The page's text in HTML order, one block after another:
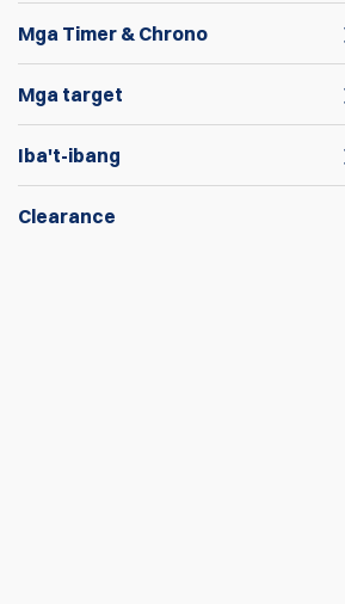
Mga Timer & Chrono
Mga target
Iba't-ibang
Clearance